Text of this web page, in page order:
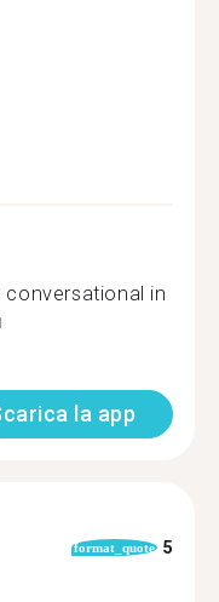
in
la app
format_quote 5